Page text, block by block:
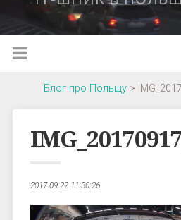
Блог про Польщу>
2017-09-22 11:30:26